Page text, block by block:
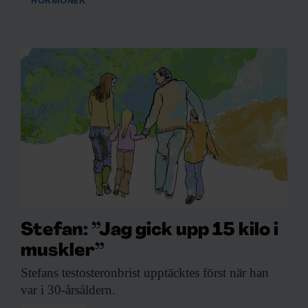
Stefan: ”Jag gick upp 15 kilo i
muskler”
Stefans testosteronbrist upptäcktes först när han
var i 30-årsåldern.